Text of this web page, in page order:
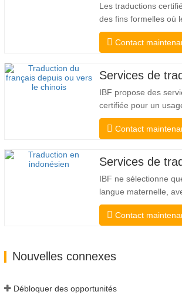
Les traductions
des fins formelles où
besoin d'une
l'exactitude et
collèges, aux
gouvernements
fédéraux, ce type
Contact
IBF propose des
certifiée pour un
officiel par les
de nombreux
traducteurs de langue
des qualifications
académiques
Contact
IBF ne sélectionne
langue maternelle,
professionnelles et
éprouvées. Avant
leurs performances
Contact
Nouvelles connexes
Débloquer des opportunités